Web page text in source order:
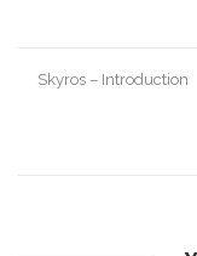
Post
Skyros – Introduction